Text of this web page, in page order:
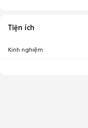
Tiện ích
Kinh nghiệm